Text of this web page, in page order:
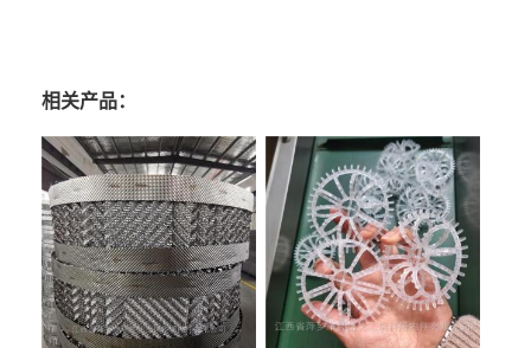
相关产品：